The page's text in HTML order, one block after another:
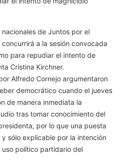
de Juntos por el
a la sesión convocada
para repudiar el intento de
Cristina Kirchner.
Alfredo Cornejo argumentaron
democrático cuando el jueves
de manera inmediata la
tras tomar conocimiento del
por lo que una puesta
sólo explicable por la intención
político partidario del